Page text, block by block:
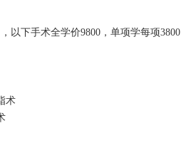
以下手术全学价9800，单项学每项3800
术